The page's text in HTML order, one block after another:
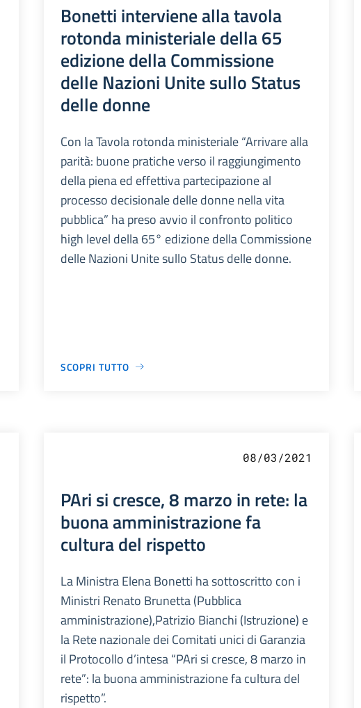
Bonetti interviene alla tavola
rotonda ministeriale della 65
edizione della Commissione
delle Nazioni Unite sullo Status
delle donne
Con la Tavola rotonda ministeriale “Arrivare alla
parità: buone pratiche verso il raggiungimento
della piena ed effettiva partecipazione al
processo decisionale delle donne nella vita
pubblica” ha preso avvio il confronto politico
high level della 65° edizione della Commissione
delle Nazioni Unite sullo Status delle donne.
SCOPRI TUTTO
08/03/2021
PAri si cresce, 8 marzo in rete: la
buona amministrazione fa
cultura del rispetto
La Ministra Elena Bonetti ha sottoscritto con i
Ministri Renato Brunetta (Pubblica
amministrazione),Patrizio Bianchi (Istruzione) e
la Rete nazionale dei Comitati unici di Garanzia
il Protocollo d’intesa “PAri si cresce, 8 marzo in
rete”: la buona amministrazione fa cultura del
rispetto”.